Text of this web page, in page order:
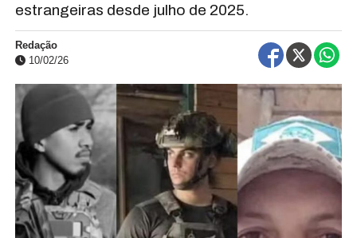
estrangeiras desde julho de 2025.
Redação
10/02/26